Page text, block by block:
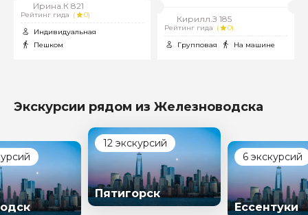
Ирина.К 821
Рейтинг гида (
0)
Индивидуальная
Пешком
Кирилл.З 185
Рейтинг гида (
0)
Групповая
На машине
Экскурсии рядом из Железноводска
12 экскурсий
Пятигорск
6 экскурсий
Ессентуки